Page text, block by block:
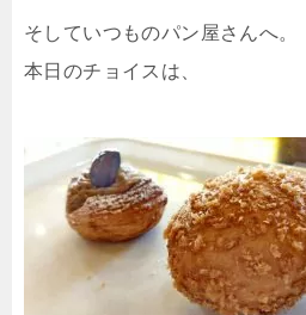
そしていつものパン屋さんへ。
本日のチョイスは、